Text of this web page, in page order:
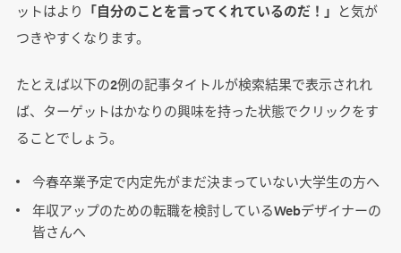
ットはより 「自分のことを言ってくれているのだ！」 と気が
つきやすくなります。
たとえば以下の2例の記事タイトルが検索結果で表示されれ
ば、ターゲットはかなりの興味を持った状態でクリックをす
ることでしょう。
今春卒業予定で内定先がまだ決まっていない大学生の方へ
年収アップのための転職を検討しているWebデザイナーの
皆さんへ